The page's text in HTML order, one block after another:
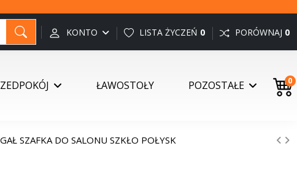
KONTO LISTA ŻYCZEŃ 0 PORÓWNAJ 0
ŁAWOSTOŁY POZOSTAŁE 0
SZAFKA DO SALONU SZKŁO POŁYSK